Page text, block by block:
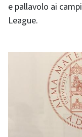
e pallavolo ai
League.